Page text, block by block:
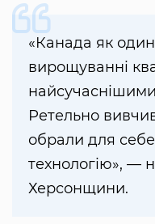
«Канада як один
вирощуванні
Ретельно
обрали для
технологію», —
Херсонщини.